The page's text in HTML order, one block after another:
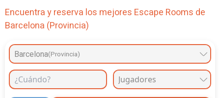
Encuentra y reserva los mejores Escape Rooms de
Barcelona (Provincia)
Barcelona(Provincia)